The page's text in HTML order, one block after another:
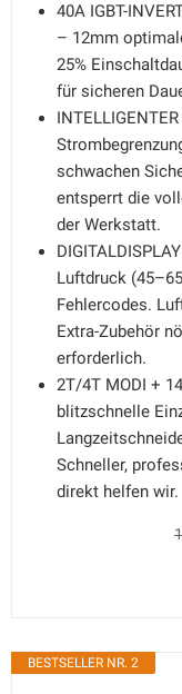
40A IGBT-
– 12mm
25%
für sicheren
schwachen
entsperrt die
der Werkstatt.
Luftdruck
Fehlercodes.
Extra-Zubehör
erforderlich.
2T/4T MODI +
blitzschnelle
Schneller,
direkt helfen wir.
BESTSELLER NR. 2